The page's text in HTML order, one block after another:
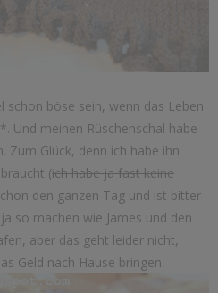
schon böse sein, wenn das Leben
Und meinen Rüschenschal habe
Glück, denn ich habe ihn
(ich habe ja fast keine
den ganzen Tag und ist bitter
so machen wie James und den
aber das geht leider nicht,
Geld nach Hause bringen.